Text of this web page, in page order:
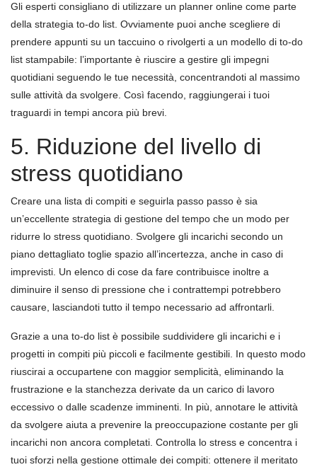
Gli esperti consigliano di utilizzare un planner online come parte
della strategia to-do list. Ovviamente puoi anche scegliere di
prendere appunti su un taccuino o rivolgerti a un modello di to-do
list stampabile: l’importante è riuscire a gestire gli impegni
quotidiani seguendo le tue necessità, concentrandoti al massimo
sulle attività da svolgere. Così facendo, raggiungerai i tuoi
traguardi in tempi ancora più brevi.
5. Riduzione del livello di
stress quotidiano
Creare una lista di compiti e seguirla passo passo è sia
un’eccellente strategia di gestione del tempo che un modo per
ridurre lo stress quotidiano. Svolgere gli incarichi secondo un
piano dettagliato toglie spazio all’incertezza, anche in caso di
imprevisti. Un elenco di cose da fare contribuisce inoltre a
diminuire il senso di pressione che i contrattempi potrebbero
causare, lasciandoti tutto il tempo necessario ad affrontarli.
Grazie a una to-do list è possibile suddividere gli incarichi e i
progetti in compiti più piccoli e facilmente gestibili. In questo modo
riuscirai a occupartene con maggior semplicità, eliminando la
frustrazione e la stanchezza derivate da un carico di lavoro
eccessivo o dalle scadenze imminenti. In più, annotare le attività
da svolgere aiuta a prevenire la preoccupazione costante per gli
incarichi non ancora completati. Controlla lo stress e concentra i
tuoi sforzi nella gestione ottimale dei compiti: ottenere il meritato